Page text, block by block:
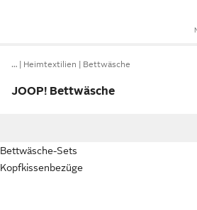
… Heimtextilien Bettwäsche
JOOP! Bettwäsche
Bettwäsche-Sets
Kopfkissenbezüge